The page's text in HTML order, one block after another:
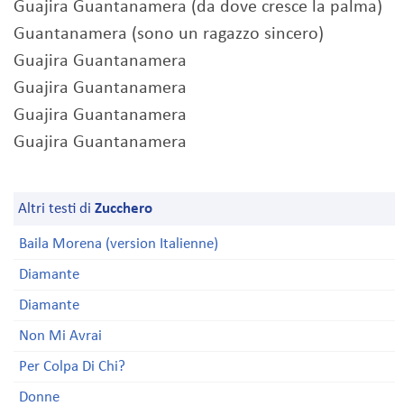
Guajira Guantanamera (da dove cresce la palma)
Guantanamera (sono un ragazzo sincero)
Guajira Guantanamera
Guajira Guantanamera
Guajira Guantanamera
Guajira Guantanamera
Altri testi di Zucchero
Baila Morena (version Italienne)
Diamante
Diamante
Non Mi Avrai
Per Colpa Di Chi?
Donne